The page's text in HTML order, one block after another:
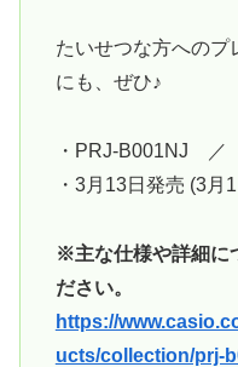
たいせつな方へのプ
にも、ぜひ♪
・PRJ-B001NJ ／
・3月13日発売 (3月
※主な仕様や詳細に
ださい。
https://
ucts/collection/prj-